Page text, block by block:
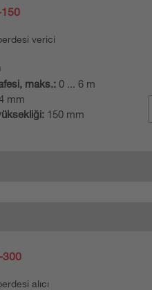
verici
maks.: 0 ... 6 m
mm
150 mm
300
alıcı